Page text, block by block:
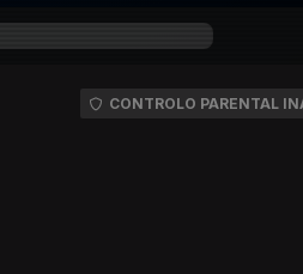
CONTROLO PARENTAL